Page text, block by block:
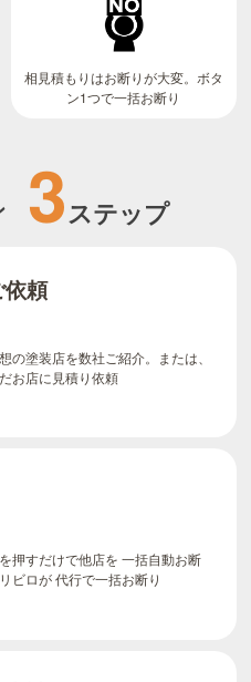
相見積もりはお断りが大変。ボタ
ン1つで一括お断り
3ステップ
頼
の塗装店を数社ご紹介。または、
お店に見積り依頼
押すだけで他店を 一括自動お断
ビロが 代行で一括お断り